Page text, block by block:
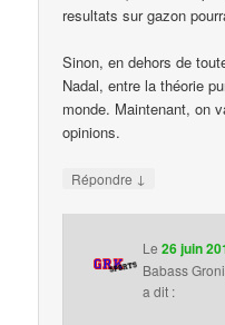
resultats sur gazon
Sinon, en dehors de
Nadal, entre la théorie
monde. Maintenant, on
opinions.
Répondre ↓
Le26 juin
Babass
a dit :